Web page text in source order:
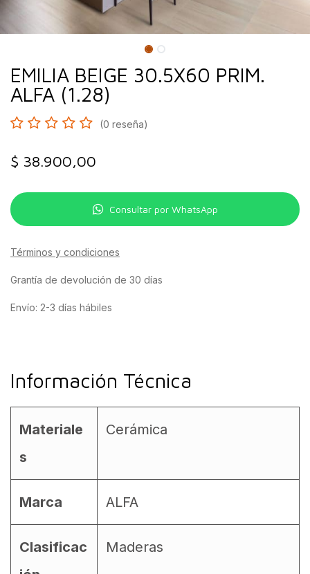
EMILIA BEIGE 30.5X60 PRIM.
ALFA (1.28)
(0 reseña)
$ 38.900,00
Consultar por WhatsApp
Términos y condiciones
Grantía de devolución de 30 días
Envío: 2-3 días hábiles
Información Técnica
Materiale
s
Cerámica
Marca ALFA
Clasificac
Maderas